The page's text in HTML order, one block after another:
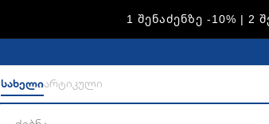
ADIDAS — 1 ᲨᲔᲜᲐᲫᲔᲜᲖᲔ -
სახელიარტიკული